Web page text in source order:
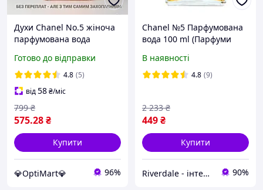
Духи Chanel No.5 жіноча
парфумована вода
квітковий аромат
Парфумі шанель 5 100 мл
Готово до відправки
4.8 (5)
від58₴/міс
575.28₴
799 ₴
Купити
💎OptiMart💎 96%
Chanel №5 Парфумована
вода 100 ml (Парфуми
Жіночі парфуми chanel
номер 5 Parfum chanel no
В наявності
4.8 (9)
449₴
2 233 ₴
Купити
Riverdale - інтернет магазин 90%